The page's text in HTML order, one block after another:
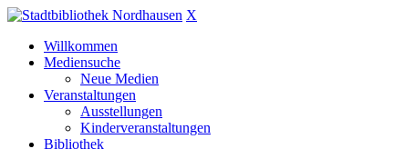
X
Willkommen
Mediensuche
Neue Medien
Veranstaltungen
Ausstellungen
Kinderveranstaltungen
Bibliothek